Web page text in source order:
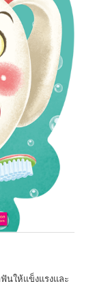
นให้แข็งแรงและ